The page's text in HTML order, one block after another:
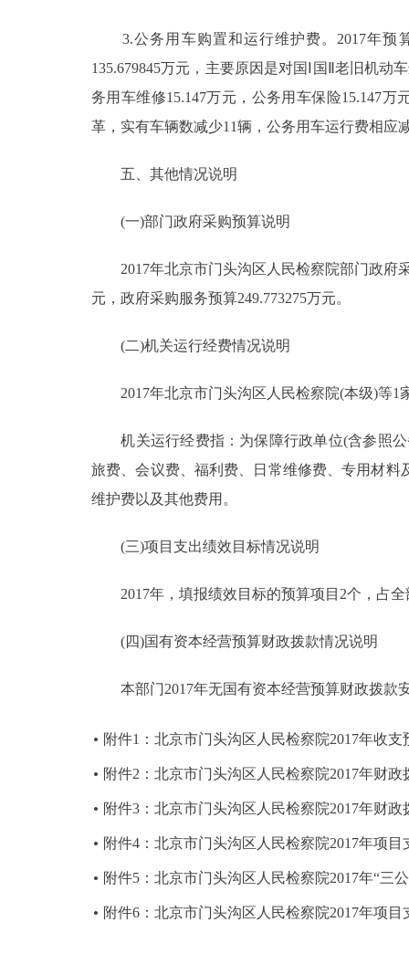
3.公务用车购置和运行维护费。2017年预算
135.679845万元，主要原因是对国Ⅰ国Ⅱ老旧机动
务用车维修15.147万元，公务用车保险15.147万
革，实有车辆数减少11辆，公务用车运行费相应
五、其他情况说明
(一)部门政府采购预算说明
2017年北京市门头沟区人民检察院部门政府采
元，政府采购服务预算249.773275万元。
(二)机关运行经费情况说明
2017年北京市门头沟区人民检察院(本级)等1
机关运行经费指：为保障行政单位(含参照公
旅费、会议费、福利费、日常维修费、专用材
维护费以及其他费用。
(三)项目支出绩效目标情况说明
2017年，填报绩效目标的预算项目2个，占全
(四)国有资本经营预算财政拨款情况说明
本部门2017年无国有资本经营预算财政拨款
附件1：北京市门头沟区人民检察院2017年收支
附件2：北京市门头沟区人民检察院2017年财政
附件3：北京市门头沟区人民检察院2017年财
附件4：北京市门头沟区人民检察院2017年项目
附件5：北京市门头沟区人民检察院2017年“三
附件6：北京市门头沟区人民检察院2017年项